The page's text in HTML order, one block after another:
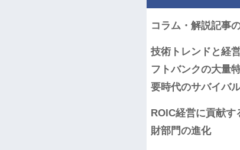
コラム・解説記事
技術トレンドと経
フトバンクの大量
要時代のサバイバル
ROIC経営に貢献
財部門の進化